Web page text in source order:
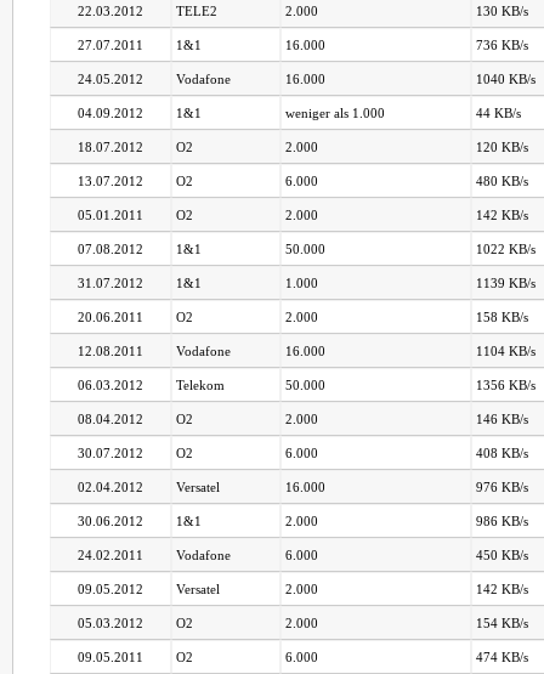
22.03.2012 TELE2 2.000 130 KB/s
27.07.2011 1&1 16.000 736 KB/s
24.05.2012 Vodafone 16.000 1040 KB/s
04.09.2012 1&1 weniger als 1.000 44 KB/s
18.07.2012 O2 2.000 120 KB/s
13.07.2012 O2 6.000 480 KB/s
05.01.2011 O2 2.000 142 KB/s
07.08.2012 1&1 50.000 1022 KB/s
31.07.2012 1&1 1.000 1139 KB/s
20.06.2011 O2 2.000 158 KB/s
12.08.2011 Vodafone 16.000 1104 KB/s
06.03.2012 Telekom 50.000 1356 KB/s
08.04.2012 O2 2.000 146 KB/s
30.07.2012 O2 6.000 408 KB/s
02.04.2012 Versatel 16.000 976 KB/s
30.06.2012 1&1 2.000 986 KB/s
24.02.2011 Vodafone 6.000 450 KB/s
09.05.2012 Versatel 2.000 142 KB/s
05.03.2012 O2 2.000 154 KB/s
09.05.2011 O2 6.000 474 KB/s